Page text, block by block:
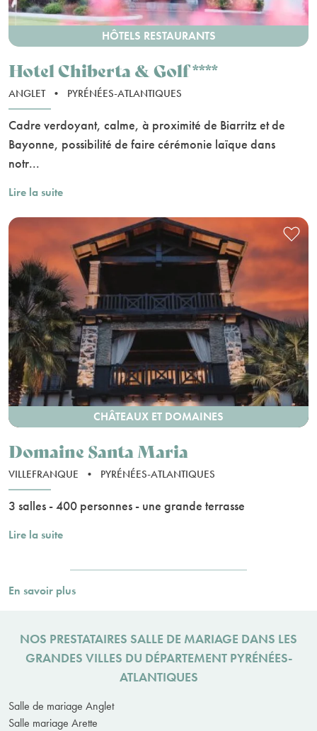
HÔTELS RESTAURANTS
Hotel Chiberta & Golf ****
ANGLET • PYRÉNÉES-ATLANTIQUES
Cadre verdoyant, calme, à proximité de Biarritz et de
Bayonne, possibilité de faire cérémonie laïque dans
notr...
Lire la suite
CHÂTEAUX ET DOMAINES
Domaine Santa Maria
VILLEFRANQUE • PYRÉNÉES-ATLANTIQUES
3 salles - 400 personnes - une grande terrasse
Lire la suite
En savoir plus
NOS PRESTATAIRES SALLE DE MARIAGE DANS LES
GRANDES VILLES DU DÉPARTEMENT PYRÉNÉES-
ATLANTIQUES
Salle de mariage Anglet
Salle mariage Arette